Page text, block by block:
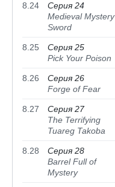
8.24
Серия 24
Medieval Mystery
Sword
8.25
Серия 25
Pick Your Poison
8.26
Серия 26
Forge of Fear
8.27
Серия 27
The Terrifying
Tuareg Takoba
8.28
Серия 28
Barrel Full of
Mystery